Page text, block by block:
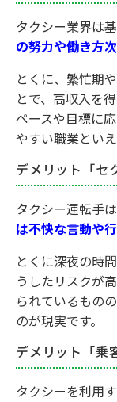
タクシー業界は
の努力や働き方
とくに、繁忙期
とで、高収入を
ペースや目標に
やすい職業といえ
デメリット「セ
タクシー運転手
は不快な言動や
とくに深夜の時
うしたリスクが
られているもの
のが現実です。
デメリット「乗
タクシーを利用